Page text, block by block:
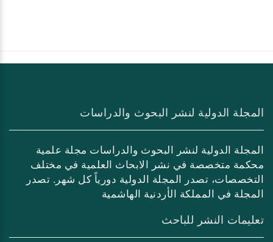
المجلة الدولية لنشر البحوث والدراسات
المجلة الدولية لنشر البحوث والدراسات مجلة علمية
محكمة متخصصة في نشر الابحاث العلمية في مختلف
التخصصات، تصدر المجلة الدولية دورياً كل شهر. تصدر
المجلة في المملكة الأردنية الهاشمية
تعليمات النشر للباحث